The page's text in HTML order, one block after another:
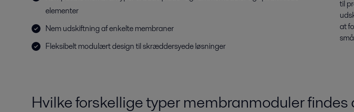
elementer
Nem udskiftning af enkelte membraner
Fleksibelt modulært design til skræddersyede løsninger
til
at
Hvilke forskellige typer membranmoduler findes